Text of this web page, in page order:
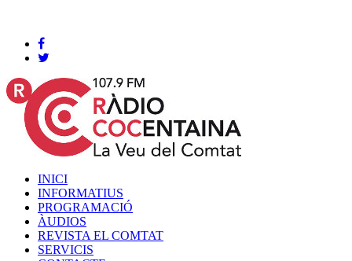
INICI
INFORMATIUS
PROGRAMACIÓ
ÀUDIOS
REVISTA EL COMTAT
SERVICIS